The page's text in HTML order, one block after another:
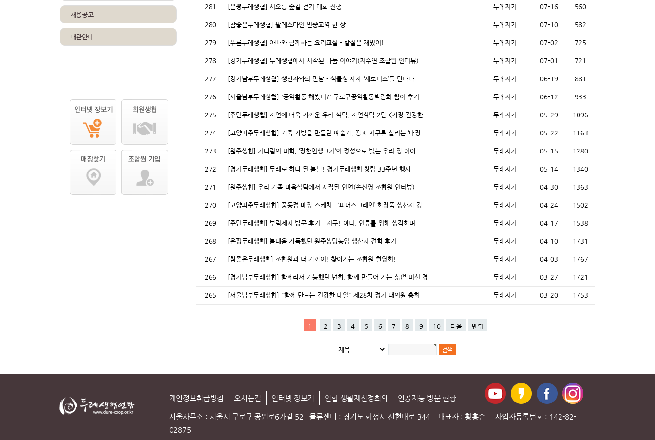
채용공고
대관안내
281 [은평두레생협] 서오릉 숲길 걷기 대회 진행 두레지기 07-16 560
280 [참좋은두레생협] 팔레스타인 민중교역 한 상 두레지기 07-10 582
279 [푸른두레생협] 아빠와 함께하는 요리교실 - 칼질은 재밌어! 두레지기 07-02 725
278 [경기두레생협] 두레생협에서 시작된 나눔 이야기(지수연 조합원 인터뷰) 두레지기 07-01 721
277 [경기남부두레생협] 생산자와의 만남 - 식물성 세제 ‘제로너스’를 만나다 두레지기 06-19 881
276 [서울남부두레생협] '공익활동 해봤니?' 구로구공익활동박람회 참여 후기 두레지기 06-12 933
275 [주민두레생협] 자연에 더욱 가까운 우리 식탁, 자연식탁 2탄 <가장 건강한… 두레지기 05-29 1096
274 [고양파주두레생협] 가죽 가방을 만들던 예술가, 땅과 지구를 살리는 ‘대장 … 두레지기 05-22 1163
273 [원주생협] 기다림의 미학, ‘장한인생 3기’의 정성으로 빚는 우리 장 이야… 두레지기 05-15 1280
272 [경기두레생협] 두레로 하나 된 봄날! 경기두레생협 창립 33주년 행사 두레지기 05-14 1340
271 [원주생협] 우리 가족 마음식탁에서 시작된 인연(손신영 조합원 인터뷰) 두레지기 04-30 1363
270 [고양파주두레생협] 풍동점 매장 스케치 - ‘파머스그레인’ 화장품 생산자 강… 두레지기 04-24 1502
269 [주민두레생협] 부림제지 방문 후기 - 지구! 아니, 인류를 위해 생각하며 … 두레지기 04-17 1538
268 [은평두레생협] 봄내음 가득했던 원주생명농업 생산지 견학 후기 두레지기 04-10 1731
267 [참좋은두레생협] 조합원과 더 가까이! 찾아가는 조합원 환영회! 두레지기 04-03 1767
266 [경기남부두레생협] 함께라서 가능했던 변화, 함께 만들어 가는 삶(박미선 경… 두레지기 03-27 1721
265 [서울남부두레생협] "함께 만드는 건강한 내일" 제28차 정기 대의원 총회 … 두레지기 03-20 1753
1 2 3 4 5 6 7 8 9 10 다음 맨뒤
개인정보취급방침 오시는길 인터넷 장보기 연합 생활재선정회의 인공지능 방문 현황
서울사무소 : 서울시 구로구 공원로6가길 52 물류센터 : 경기도 화성시 신현대로 344
대표자 : 황홍순 사업자등록번호 : 142-82-
02875